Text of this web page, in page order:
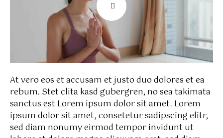
At vero eos et accusam et justo duo dolores et ea
rebum. Stet clita kasd gubergren, no sea takimata
sanctus est Lorem ipsum dolor sit amet. Lorem
ipsum dolor sit amet, consetetur sadipscing elitr,
sed diam nonumy eirmod tempor invidunt ut